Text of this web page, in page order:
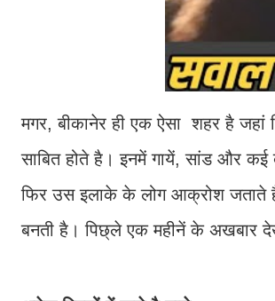
मगर, बीकानेर ही एक ऐसा शहर है
साबित होते है। इनमें गायें, सांड और कई
फिर उस इलाके के लोग आक्रोश जताते है,
बनती है। पिछ्ले एक महीनें के अखबार